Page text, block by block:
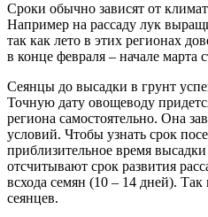
Сроки обычно зависят от
Например на рассаду лук
так как лето в этих регионах
в конце февраля – начале марта
Сеянцы до высадки в грунт
Точную дату овощеводу
региона самостоятельно. Она
условий. Чтобы узнать срок
приблизительное время
отсчитывают срок развития
всхода семян (10 – 14 дней). Так
сеянцев.